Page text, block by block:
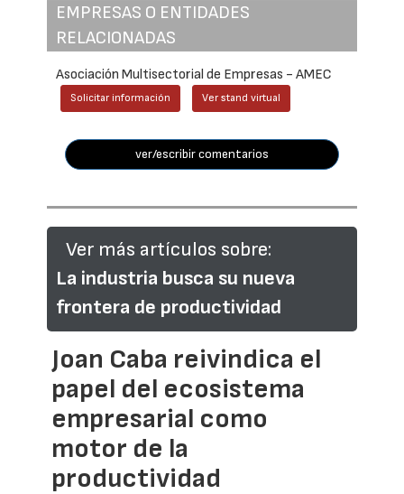
EMPRESAS O ENTIDADES
RELACIONADAS
Asociación Multisectorial de Empresas - AMEC
Solicitar información Ver stand virtual
ver/escribir comentarios
Ver más artículos sobre:
La industria busca su nueva
frontera de productividad
Joan Caba reivindica el
papel del ecosistema
empresarial como
motor de la
productividad